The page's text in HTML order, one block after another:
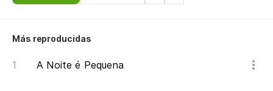
Más reproducidas
A Noite é Pequena